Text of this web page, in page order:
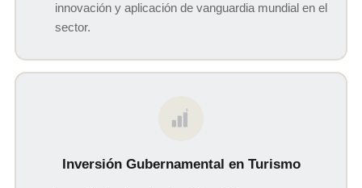
innovación y aplicación de vanguardia mundial en el
sector.
$
Inversión Gubernamental en Turismo